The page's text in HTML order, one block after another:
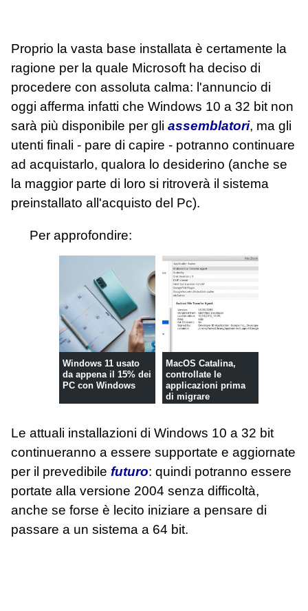
Proprio la vasta base installata è certamente la
ragione per la quale Microsoft ha deciso di
procedere con assoluta calma: l'annuncio di
oggi afferma infatti che Windows 10 a 32 bit non
sarà più disponibile per gli assemblatori, ma gli
utenti finali - pare di capire - potranno continuare
ad acquistarlo, qualora lo desiderino (anche se
la maggior parte di loro si ritroverà il sistema
preinstallato all'acquisto del Pc).
Per approfondire:
Windows 11 usato
da appena il 15% dei
PC con Windows
MacOS Catalina,
controllate le
applicazioni prima
di migrare
Le attuali installazioni di Windows 10 a 32 bit
continueranno a essere supportate e aggiornate
per il prevedibile futuro: quindi potranno essere
portate alla versione 2004 senza difficoltà,
anche se forse è lecito iniziare a pensare di
passare a un sistema a 64 bit.